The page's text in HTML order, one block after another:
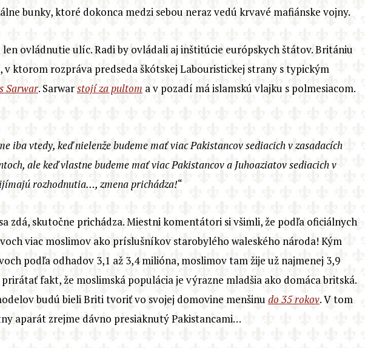
bunky, ktoré dokonca medzi sebou neraz vedú krvavé mafiánske vojny.
ovládnutie ulíc. Radi by ovládali aj inštitúcie európskych štátov. Britániu
v ktorom rozpráva predseda škótskej Labouristickej strany s typickým
Sarwar. Sarwarstojí za pultom a v pozadí má islamskú vlajku s polmesiacom.
iba vtedy, keď nielenže budeme mať viac Pakistancov sediacich v zasadacích
ale keď vlastne budeme mať viac Pakistancov a Juhoaziatovsediacich v
rozhodnutia…, zmena prichádza!“
zdá, skutočne prichádza. Miestni komentátori si všimli, že podľa oficiálnych
viac moslimov ako príslušníkov starobylého waleského národa! Kým
podľa odhadov 3,1 až 3,4 milióna, moslimov tam žije už najmenej 3,9
fakt, že moslimská populácia je výrazne mladšia ako domáca britská.
budú bieli Briti tvoriť vo svojej domovine menšinu do 35 rokov. V tom
aparát zrejme dávno presiaknutý Pakistancami…